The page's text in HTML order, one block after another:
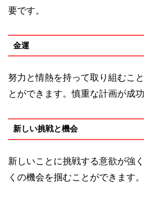
要です。
金運
努力と情熱を持って取り組むこ
とができます。慎重な計画が成功
新しい挑戦と機会
新しいことに挑戦する意欲が強
くの機会を掴むことができます。